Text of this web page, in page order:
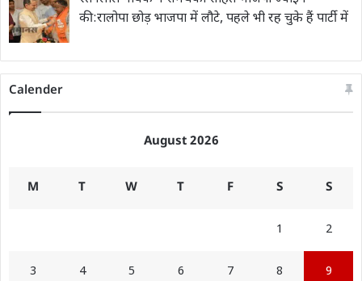
की:रालोपा छोड़ भाजपा में लौटे, पहले भी रह चुके हैं पार्टी में
Calender
August 2026
M T W T F S S
1 2
3 4 5 6 7 8 9